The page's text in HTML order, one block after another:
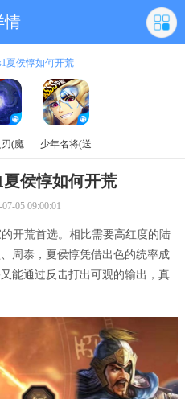
情
夏侯惇如何开荒
(魔
少年名将(送
夏侯惇如何开荒
07-05 09:00:01
开荒首选。相比需要高红度的陆
周泰，夏侯惇凭借出色的统率成
能通过反击打出可观的输出，真